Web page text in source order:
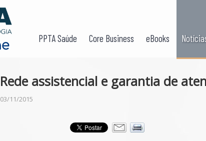
PPTA Saúde Core Business eBooks
Rede assistencial e garantia de
03/11/2015